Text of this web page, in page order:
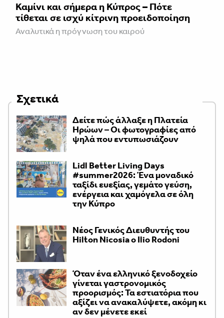
Καμίνι και σήμερα η Κύπρος – Πότε
τίθεται σε ισχύ κίτρινη προειδοποίηση
Αναλυτικά η πρόγνωση του καιρού
Σχετικά
Δείτε πώς άλλαξε η Πλατεία
Ηρώων – Οι φωτογραφίες από
ψηλά που εντυπωσιάζουν
Lidl Better Living Days
#summer2026: Ένα μοναδικό
ταξίδι ευεξίας, γεμάτο γεύση,
ενέργεια και χαμόγελα σε όλη
την Κύπρο
Νέος Γενικός Διευθυντής του
Hilton Nicosia ο Ilio Rodoni
Όταν ένα ελληνικό ξενοδοχείο
γίνεται γαστρονομικός
προορισμός: Τα εστιατόρια που
αξίζει να ανακαλύψετε, ακόμη κι
αν δεν μένετε εκεί